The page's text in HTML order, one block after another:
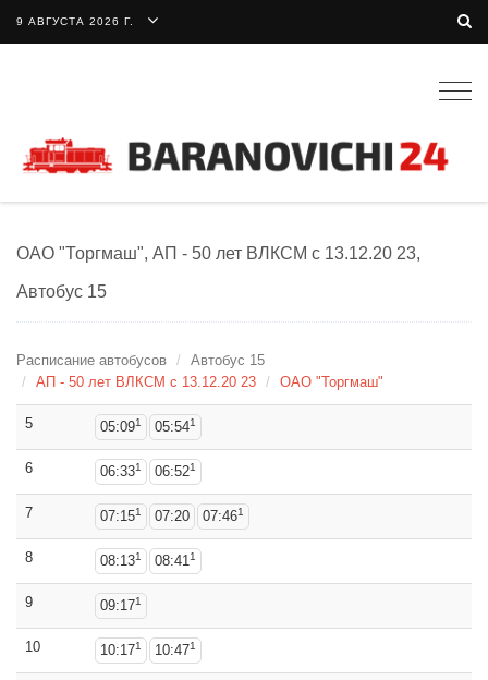
9 АВГУСТА 2026 Г.
ОАО "Торгмаш", АП - 50 лет ВЛКСМ c 13.12.20 23,
Автобус 15
Расписание автобусов
Автобус 15
АП - 50 лет ВЛКСМ c 13.12.20 23
ОАО "Торгмаш"
5 05:091 05:541
6 06:331 06:521
7 07:151 07:20 07:461
8 08:131 08:411
9 09:171
10 10:171 10:471